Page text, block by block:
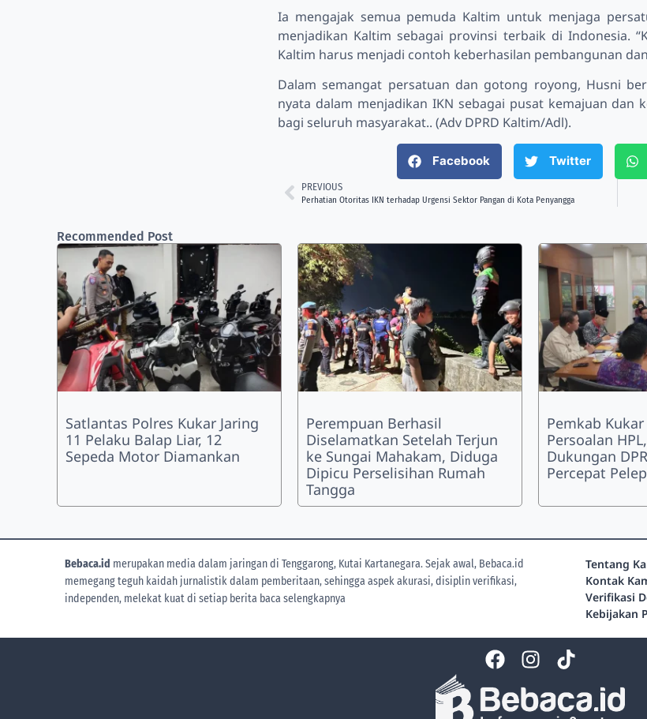
Ia mengajak semua pemuda Kaltim untuk menjaga
menjadikan Kaltim sebagai provinsi terbaik di Indonesia.
Kaltim harus menjadi contoh keberhasilan pembangunan
Dalam semangat persatuan dan gotong royong, Husni
nyata dalam menjadikan IKN sebagai pusat kemajuan
bagi seluruh masyarakat.. (Adv DPRD Kaltim/Adl).
Facebook Twitter
PREVIOUS
Perhatian Otoritas IKN terhadap Urgensi Sektor Pangan di Kota Penyangga
Recommended Post
Satlantas Polres Kukar Jaring
11 Pelaku Balap Liar, 12
Sepeda Motor Diamankan
Perempuan Berhasil
Diselamatkan Setelah Terjun
ke Sungai Mahakam, Diduga
Dipicu Perselisihan Rumah
Tangga
Pemkab
Persoalan
Dukungan
Percepat
Bebaca.id merupakan media dalam jaringan di Tenggarong, Kutai Kartanegara. Sejak awal, Bebaca.id
memegang teguh kaidah jurnalistik dalam pemberitaan, sehingga aspek akurasi, disiplin verifikasi,
independen, melekat kuat di setiap berita baca selengkapnya
Tentang
Kontak
Verifikasi
Kebijakan